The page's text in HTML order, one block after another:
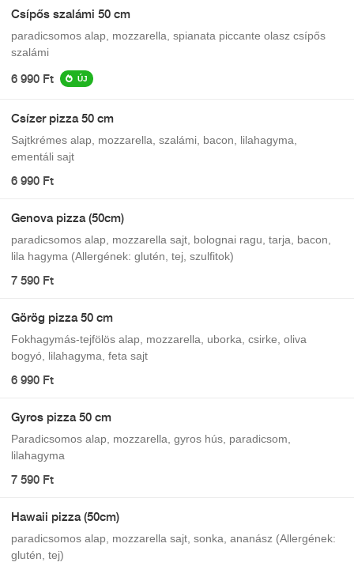
Csípős szalámi 50 cm
paradicsomos alap, mozzarella, spianata piccante olasz csípős
szalámi
6 990 Ft ÚJ
Csízer pizza 50 cm
Sajtkrémes alap, mozzarella, szalámi, bacon, lilahagyma,
ementáli sajt
6 990 Ft
Genova pizza (50cm)
paradicsomos alap, mozzarella sajt, bolognai ragu, tarja, bacon,
lila hagyma (Allergének: glutén, tej, szulfitok)
7 590 Ft
Görög pizza 50 cm
Fokhagymás-tejfölös alap, mozzarella, uborka, csirke, oliva
bogyó, lilahagyma, feta sajt
6 990 Ft
Gyros pizza 50 cm
Paradicsomos alap, mozzarella, gyros hús, paradicsom,
lilahagyma
7 590 Ft
Hawaii pizza (50cm)
paradicsomos alap, mozzarella sajt, sonka, ananász (Allergének:
glutén, tej)